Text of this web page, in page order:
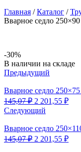
Главная /Каталог /
Вварное седло
-30%
Availability:
В наличии на складе
Предыдущий
Вварное седло
145,07₽
цена
составляла
3
145,07 ₽.
2 201,55 ₽
Следующий
Вварное седло
145,07₽ 2 201,55 ₽